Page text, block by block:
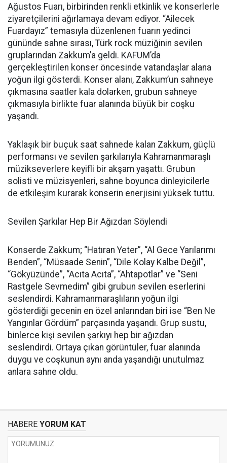
Ağustos Fuarı, birbirinden renkli etkinlik ve konserlerle
ziyaretçilerini ağırlamaya devam ediyor. “Ailecek
Fuardayız” temasıyla düzenlenen fuarın yedinci
gününde sahne sırası, Türk rock müziğinin sevilen
gruplarından Zakkum’a geldi. KAFUM’da
gerçekleştirilen konser öncesinde vatandaşlar alana
yoğun ilgi gösterdi. Konser alanı, Zakkum’un sahneye
çıkmasına saatler kala dolarken, grubun sahneye
çıkmasıyla birlikte fuar alanında büyük bir coşku
yaşandı.
Yaklaşık bir buçuk saat sahnede kalan Zakkum, güçlü
performansı ve sevilen şarkılarıyla Kahramanmaraşlı
müzikseverlere keyifli bir akşam yaşattı. Grubun
solisti ve müzisyenleri, sahne boyunca dinleyicilerle
de etkileşim kurarak konserin enerjisini yüksek tuttu.
Sevilen Şarkılar Hep Bir Ağızdan Söylendi
Konserde Zakkum; “Hatıran Yeter”, “Al Gece Yarılarımı
Benden”, “Müsaade Senin”, “Dile Kolay Kalbe Değil”,
“Gökyüzünde”, “Acıta Acıta”, “Ahtapotlar” ve “Seni
Rastgele Sevmedim” gibi grubun sevilen eserlerini
seslendirdi. Kahramanmaraşlıların yoğun ilgi
gösterdiği gecenin en özel anlarından biri ise “Ben Ne
Yangınlar Gördüm” parçasında yaşandı. Grup sustu,
binlerce kişi sevilen şarkıyı hep bir ağızdan
seslendirdi. Ortaya çıkan görüntüler, fuar alanında
duygu ve coşkunun aynı anda yaşandığı unutulmaz
anlara sahne oldu.
HABERE YORUM KAT